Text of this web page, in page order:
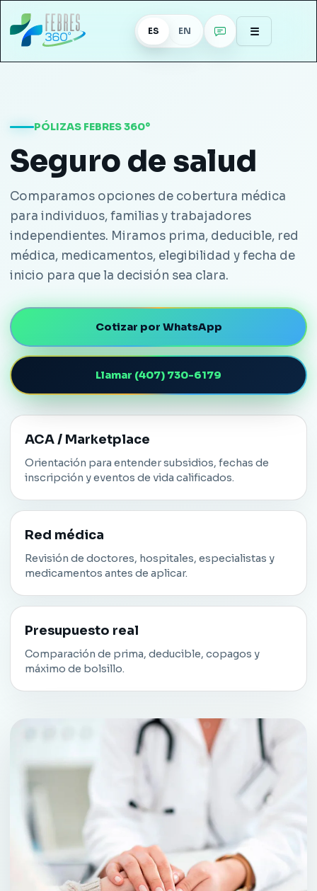
ES EN ☰
PÓLIZAS FEBRES 360°
Seguro de salud
Comparamos opciones de cobertura médica
para individuos, familias y trabajadores
independientes. Miramos prima, deducible, red
médica, medicamentos, elegibilidad y fecha de
inicio para que la decisión sea clara.
Cotizar por WhatsApp
Llamar (407) 730-6179
ACA / Marketplace
Orientación para entender subsidios, fechas de
inscripción y eventos de vida calificados.
Red médica
Revisión de doctores, hospitales, especialistas y
medicamentos antes de aplicar.
Presupuesto real
Comparación de prima, deducible, copagos y
máximo de bolsillo.